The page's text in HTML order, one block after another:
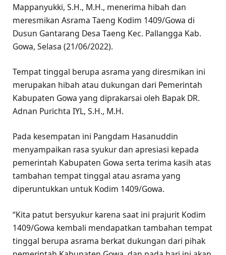
Mappanyukki, S.H., M.H., menerima hibah dan
meresmikan Asrama Taeng Kodim 1409/Gowa di
Dusun Gantarang Desa Taeng Kec. Pallangga Kab.
Gowa, Selasa (21/06/2022).
Tempat tinggal berupa asrama yang diresmikan ini
merupakan hibah atau dukungan dari Pemerintah
Kabupaten Gowa yang diprakarsai oleh Bapak DR.
Adnan Purichta IYL, S.H., M.H.
Pada kesempatan ini Pangdam Hasanuddin
menyampaikan rasa syukur dan apresiasi kepada
pemerintah Kabupaten Gowa serta terima kasih atas
tambahan tempat tinggal atau asrama yang
diperuntukkan untuk Kodim 1409/Gowa.
“Kita patut bersyukur karena saat ini prajurit Kodim
1409/Gowa kembali mendapatkan tambahan tempat
tinggal berupa asrama berkat dukungan dari pihak